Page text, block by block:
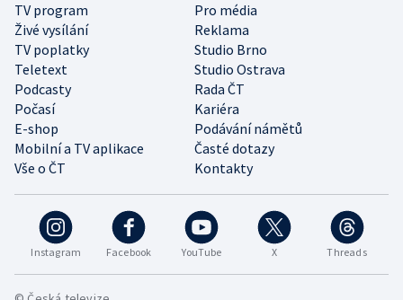
Instagram Facebook YouTube X Threads
TV program
Pro média
Živé vysílání
Reklama
TV poplatky
Studio Brno
Teletext
Studio Ostrava
Podcasty
Rada ČT
Počasí
Kariéra
E-shop
Podávání námětů
Mobilní a TV aplikace
Časté dotazy
Vše o ČT
Kontakty